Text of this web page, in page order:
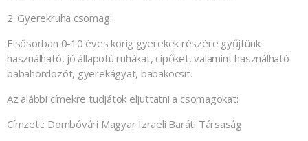
2. Gyerekruha csomag:
Elsősorban 0-10 éves korig gyerekek részére gyűjtünk
használható, jó állapotú ruhákat, cipőket, valamint használható
babahordozót, gyerekágyat, babakocsit.
Az alábbi címekre tudjátok eljuttatni a csomagokat:
Címzett: Dombóvári Magyar Izraeli Baráti Társaság